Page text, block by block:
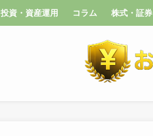
投資・資産運用 コラム 株式・証券